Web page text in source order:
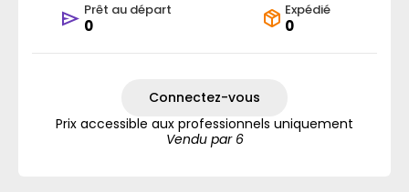
Prêt au départ
0
Expédié
0
Connectez-vous
Prix accessible aux professionnels uniquement
Vendu par 6